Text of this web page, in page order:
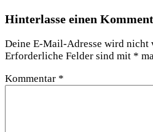
Hinterlasse einen
Deine E-Mail-Adresse wird
Erforderliche Felder sind mit *
Kommentar *